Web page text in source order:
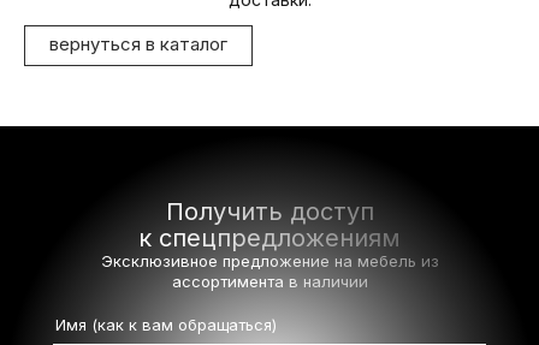
вернуться в каталог
Получить доступ
к спецпредложениям
Эксклюзивное предложение на мебель из
ассортимента в наличии